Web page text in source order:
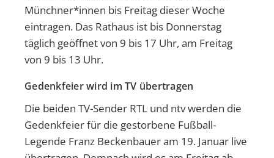
Münchner*innen bis Freitag dieser Woche
eintragen. Das Rathaus ist bis Donnerstag
täglich geöffnet von 9 bis 17 Uhr, am Freitag
von 9 bis 13 Uhr.
Gedenkfeier wird im TV übertragen
Die beiden TV-Sender RTL und ntv werden die
Gedenkfeier für die gestorbene Fußball-
Legende Franz Beckenbauer am 19. Januar live